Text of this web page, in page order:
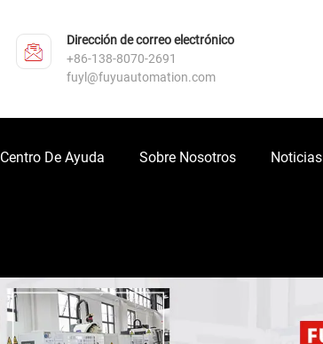
Dirección de correo electrónico
+86-138-8070-2691
fuyl@fuyuautomation.com
Centro De Ayuda Sobre Nosotros Noticias